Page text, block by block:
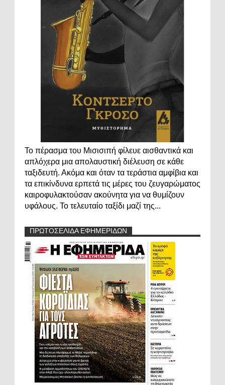
Το πέρασμα του Μισισιπή φίλευε αισθαντικά και
απλόχερα μια απολαυστική διέλευση σε κάθε
ταξιδευτή. Ακόμα και όταν τα τεράστια αμφίβια και
τα επικίνδυνα ερπετά τις μέρες του ζευγαρώματος
καιροφυλακτούσαν ακούνητα για να θυμίζουν
υφάλους. Το τελευταίο ταξίδι μαζί της...
ΠΡΩΤΟΣΕΛΙΔΑ ΕΦΗΜΕΡΙΔΩΝ